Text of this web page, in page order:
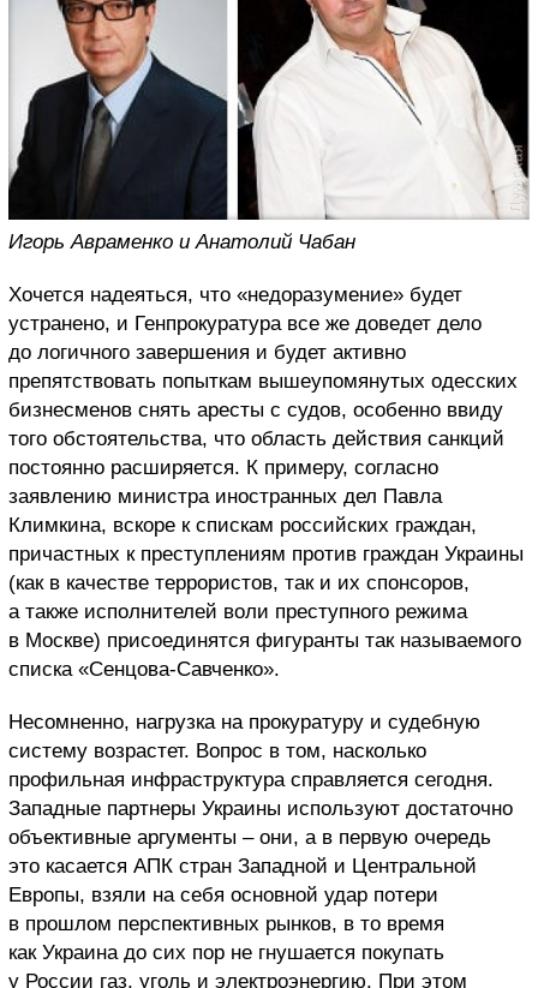
Игорь Авраменко и Анатолий Чабан
Хочется надеяться, что «недоразумение» будет
устранено, и Генпрокуратура все же доведет дело
до логичного завершения и будет активно
препятствовать попыткам вышеупомянутых одесских
бизнесменов снять аресты с судов, особенно ввиду
того обстоятельства, что область действия санкций
постоянно расширяется. К примеру, согласно
заявлению министра иностранных дел Павла
Климкина, вскоре к спискам российских граждан,
причастных к преступлениям против граждан Украины
(как в качестве террористов, так и их спонсоров,
а также исполнителей воли преступного режима
в Москве) присоединятся фигуранты так называемого
списка «Сенцова-Савченко».
Несомненно, нагрузка на прокуратуру и судебную
систему возрастет. Вопрос в том, насколько
профильная инфраструктура справляется сегодня.
Западные партнеры Украины используют достаточно
объективные аргументы – они, а в первую очередь
это касается АПК стран Западной и Центральной
Европы, взяли на себя основной удар потери
в прошлом перспективных рынков, в то время
как Украина до сих пор не гнушается покупать
у России газ, уголь и электроэнергию. При этом